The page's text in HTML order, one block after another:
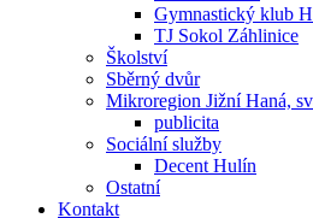
Gymnastický klub
TJ Sokol Záhlinice
Školství
Sběrný dvůr
Mikroregion Jižní Haná,
publicita
Sociální služby
Decent Hulín
Ostatní
Kontakt